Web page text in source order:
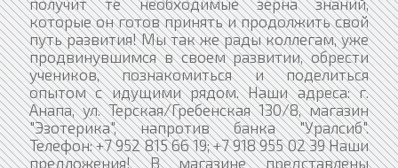
которые он готов принять и продолжить свой
путь развития! Мы так же рады коллегам, уже
продвинувшимся в своем развитии, обрести
учеников, познакомиться и поделиться
опытом с идущими рядом. Наши адреса: г.
Анапа, ул. Терская/Гребенская 130/8, магазин
"Эзотерика", напротив банка "Уралсиб".
Телефон: +7 952 815 66 19; +7 918 955 02 39 Наши
предложения! В магазине представлены